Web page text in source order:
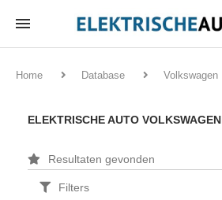
Home Database Volkswagen
ELEKTRISCHE AUTO VOLKSWAGEN
Resultaten gevonden
Filters